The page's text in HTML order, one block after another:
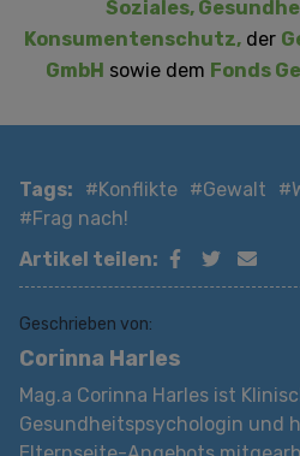
Soziales,
Konsumentenschutz, der
GmbH sowie dem Fonds
Tags: #Konflikte #Gewalt
#Frag nach!
Artikel teilen:
Geschrieben von:
Corinna Harles
Mag.a Corinna Harles ist
Gesundheitspsychologin und